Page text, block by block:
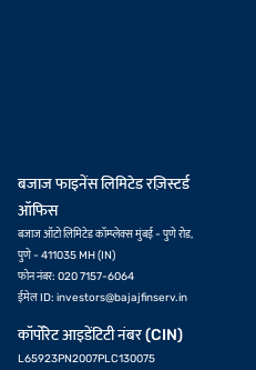
बजाज फाइनेंस लिमिटेड रज़िस्टर्ड
ऑफिस
बजाज ऑटो लिमिटेड कॉम्प्लेक्स मुंबई - पुणे रोड,
पुणे - 411035 MH (IN)
फोन नंबर: 020 7157-6064
ईमेल ID: investors@bajajfinserv.in
कॉर्पोरेट आइडेंटिटी नंबर (CIN)
L65923PN2007PLC130075